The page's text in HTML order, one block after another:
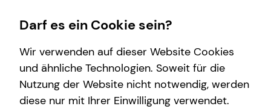
Karriere-Infos
Finanzberatung
Wissenswertes
Service
Darf es ein Cookie sein?
Wir verwenden auf dieser Website Cookies
und ähnliche Technologien. Soweit für die
Nutzung der Website nicht notwendig, werden
diese nur mit Ihrer Einwilligung verwendet.